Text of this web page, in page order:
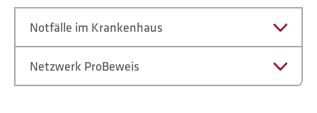
Notfälle im Krankenhaus
Netzwerk ProBeweis